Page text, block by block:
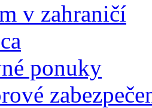
v zahraničí
ponuky